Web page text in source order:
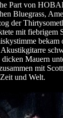
Part von
Bluegrass,
der
mit fiebrigem
bekam
Mauern
mit
und Welt.